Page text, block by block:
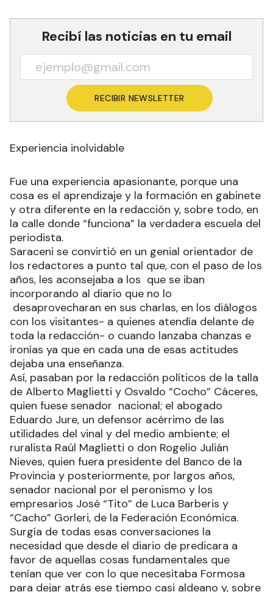
Recibí las noticias en tu email
RECIBIR NEWSLETTER
Experiencia inolvidable
Fue una experiencia apasionante, porque una
cosa es el aprendizaje y la formación en gabinete
y otra diferente en la redacción y, sobre todo, en
la calle donde “funciona” la verdadera escuela del
periodista.
Saraceni se convirtió en un genial orientador de
los redactores a punto tal que, con el paso de los
años, les aconsejaba a los que se iban
incorporando al diario que no lo
desaprovecharan en sus charlas, en los diálogos
con los visitantes- a quienes atendía delante de
toda la redacción- o cuando lanzaba chanzas e
ironías ya que en cada una de esas actitudes
dejaba una enseñanza.
Así, pasaban por la redacción políticos de la talla
de Alberto Maglietti y Osvaldo “Cocho” Cáceres,
quien fuese senador nacional; el abogado
Eduardo Jure, un defensor acérrimo de las
utilidades del vinal y del medio ambiente; el
ruralista Raúl Maglietti o don Rogelio Julián
Nieves, quien fuera presidente del Banco de la
Provincia y posteriormente, por largos años,
senador nacional por el peronismo y los
empresarios José “Tito” de Luca Barberis y
“Cacho” Gorleri, de la Federación Económica.
Surgía de todas esas conversaciones la
necesidad que desde el diario de predicara a
favor de aquellas cosas fundamentales que
tenían que ver con lo que necesitaba Formosa
para dejar atrás ese tiempo casi aldeano y, sobre